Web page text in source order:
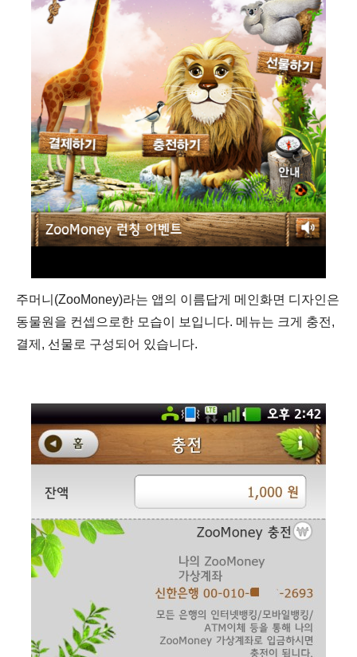
주머니(ZooMoney)라는 앱의 이름답게 메인화면 디자인은
동물원을 컨셉으로한 모습이 보입니다. 메뉴는 크게 충전,
결제, 선물로 구성되어 있습니다.